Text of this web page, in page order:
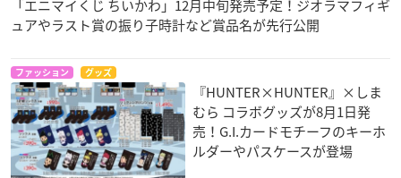
「エニマイくじ ちいかわ」12月中旬発売予定！ジオラマフィギ
ュアやラスト賞の振り子時計など賞品名が先行公開
ファッション グッズ
『HUNTER×HUNTER』×しま
むら コラボグッズが8月1日発
売！G.I.カードモチーフのキーホ
ルダーやパスケースが登場